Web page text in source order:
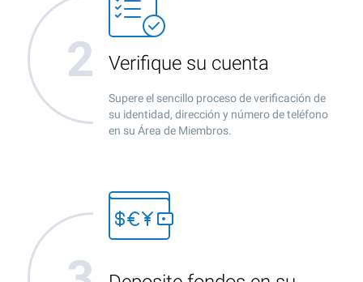
Verifique su cuenta
Supere el sencillo proceso de verificación de
su identidad, dirección y número de teléfono
en su Área de Miembros.